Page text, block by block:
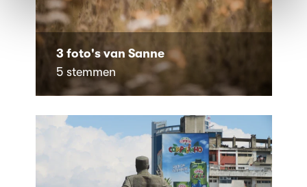
3 foto's van Sanne
5 stemmen